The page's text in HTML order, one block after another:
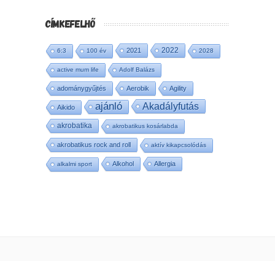
CÍMKEFELHŐ
6:3 100 év 2021 2022 2028
active mum life Adolf Balázs
adománygyűjtés Aerobik Agility
Aikido ajánló Akadályfutás
akrobatika akrobatikus kosárlabda
akrobatikus rock and roll aktív kikapcsolódás
alkalmi sport Alkohol Allergia